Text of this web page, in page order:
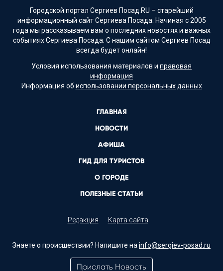
Городской портал Сергиев Посад.RU – старейший
информационный сайт Сергиева Посада. Начиная с 2005
года мы рассказываем вам о последних новостях и важных
событиях Сергиева Посада. С нашим сайтом Сергиев Посад
всегда будет онлайн!
Условия использования материалов и правовая
информация
Информация об использовании персональных данных
ГЛАВНАЯ
НОВОСТИ
АФИША
ГИД ДЛЯ ТУРИСТОВ
О ГОРОДЕ
ПОЛЕЗНЫЕ СТАТЬИ
Редакция Карта сайта
Знаете о происшествии? Напишите на info@sergiev-posad.ru
Прислать Новость